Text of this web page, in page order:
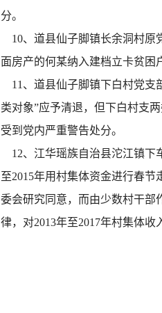
分。
10、道县仙子脚镇长余洞村原
面房产的何某纳入建档立卡贫困
11、道县仙子脚镇下白村党支
类对象”应予清退，但下白村支
受到党内严重警告处分。
12、江华瑶族自治县沱江镇下
至2015年用村集体资金进行春
委会研究同意，而由少数村干部
律，对2013年至2017年村集体